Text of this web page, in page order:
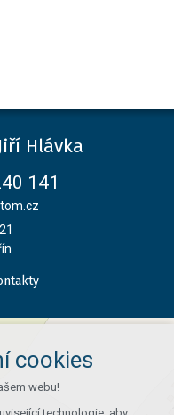
Hlávka
141
cookies
webu!